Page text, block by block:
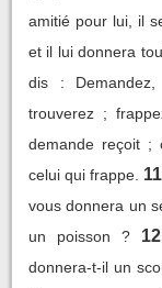
amitié pour lui, il
et il lui donnera
dis :
trouverez ;
demande reçoit ;
celui qui frappe. 11
vous donnera un
un poisson ?
12
donnera-t-il un